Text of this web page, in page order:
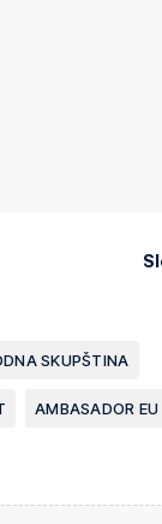
SKUPŠTINA
AMBASADOR EU